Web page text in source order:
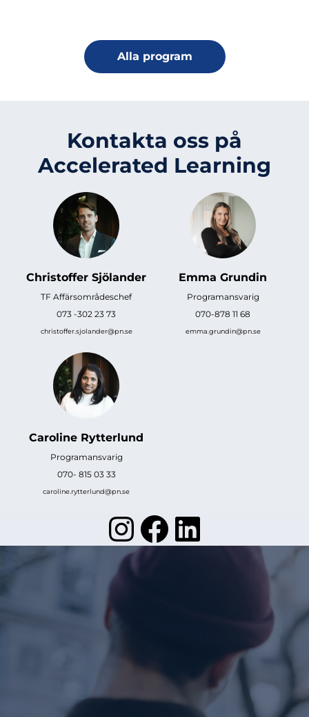
Alla program
Kontakta oss på
Accelerated Learning
Christoffer Sjölander
TF Affärsområdeschef
073 -302 23 73
christoffer.sjolander@pn.se
Emma Grundin
Programansvarig
070-878 11 68
emma.grundin@pn.se
Caroline Rytterlund
Programansvarig
070- 815 03 33
caroline.rytterlund@pn.se
Instagram
Facebook